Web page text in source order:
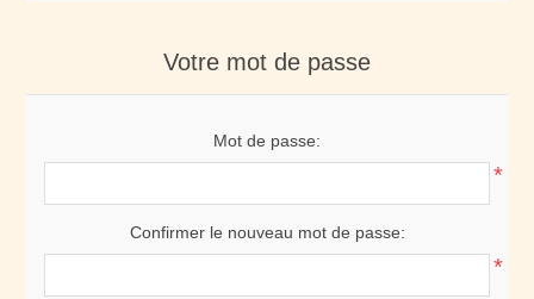
Votre mot de passe
Mot de passe:
*
Confirmer le nouveau mot de passe:
*